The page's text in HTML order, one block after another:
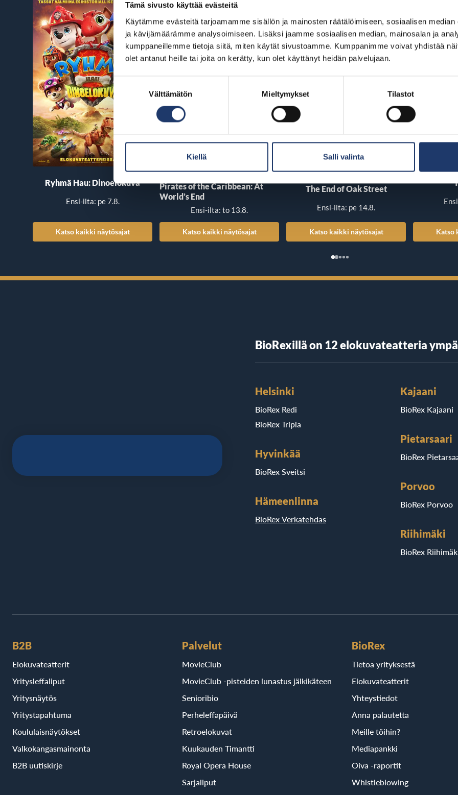
Tämä sivusto käyttää evästeitä
Käytämme evästeitä tarjoamamme sisällön ja mainosten räätälöimiseen, sosiaalisen
ja kävijämäärämme analysoimiseen. Lisäksi jaamme sosiaalisen median, mainosalan ja
kumppaneillemme tietoja siitä, miten käytät sivustoamme. Kumppanimme voivat yhdistää
olet antanut heille tai joita on kerätty, kun olet käyttänyt heidän palvelujaan.
Suostumuksen
valinta
Välttämätön Mieltymykset Tilastot
Kiellä Salli valinta
Ryhmä Hau: Dinoelokuva
Ensi-ilta: pe 7.8.
Katso kaikki näytösajat
Pirates of the Caribbean: At
World’s End
Ensi-ilta: to 13.8.
Katso kaikki näytösajat
The End of Oak Street
Ensi-ilta: pe 14.8.
Katso kaikki näytösajat Katso
BioRexillä on 12 elokuvateatteria
Helsinki
BioRex Redi
BioRex Tripla
Hyvinkää
BioRex Sveitsi
Hämeenlinna
BioRex Verkatehdas
Kajaani
BioRex Kajaani
Pietarsaari
BioRex
Porvoo
BioRex Porvoo
Riihimäki
BioRex
B2B
Elokuvateatterit
Yritysleffaliput
Yritysnäytös
Yritystapahtuma
Koululaisnäytökset
Valkokangasmainonta
B2B uutiskirje
Palvelut
MovieClub
MovieClub -pisteiden lunastus jälkikäteen
Senioribio
Perheleffapäivä
Retroelokuvat
Kuukauden Timantti
Royal Opera House
Sarjaliput
BioRex
Tietoa yrityksestä
Elokuvateatterit
Yhteystiedot
Anna palautetta
Meille töihin?
Mediapankki
Oiva -raportit
Whistleblowing